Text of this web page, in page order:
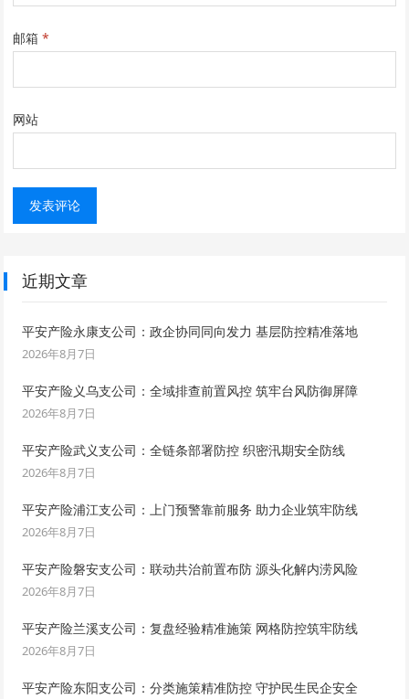
邮箱*
网站
近期文章
平安产险永康支公司：政企协同同向发力 基层防控精准落地
2026年8月7日
平安产险义乌支公司：全域排查前置风控 筑牢台风防御屏障
2026年8月7日
平安产险武义支公司：全链条部署防控 织密汛期安全防线
2026年8月7日
平安产险浦江支公司：上门预警靠前服务 助力企业筑牢防线
2026年8月7日
平安产险磐安支公司：联动共治前置布防 源头化解内涝风险
2026年8月7日
平安产险兰溪支公司：复盘经验精准施策 网格防控筑牢防线
2026年8月7日
平安产险东阳支公司：分类施策精准防控 守护民生民企安全